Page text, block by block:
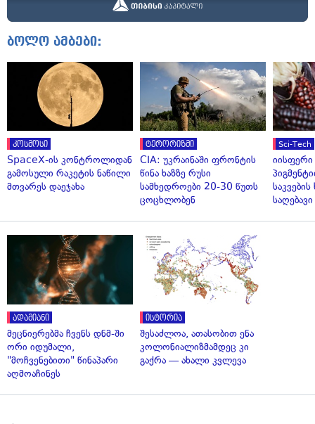
ბოლო ამბები:
კოსმოსი
SpaceX-ის კონტროლიდან
გამოსული რაკეტის ნაწილი
მთვარეს დაეჯახა
ტერორიზმი
CIA: უკრაინაში ფრონტის
წინა ხაზზე რუსი
სამხედროები 20-30 წუთს
ცოცხლობენ
Sci-Tech
იისფერი
ადამიანი
მეცნიერებმა ჩვენს დნმ-ში
ორი იდუმალი,
"მოჩვენებითი" წინაპარი
აღმოაჩინეს
ისტორია
შესაძლოა, ათასობით ენა
კოლონიალიზმამდეც კი
გაქრა — ახალი კვლევა